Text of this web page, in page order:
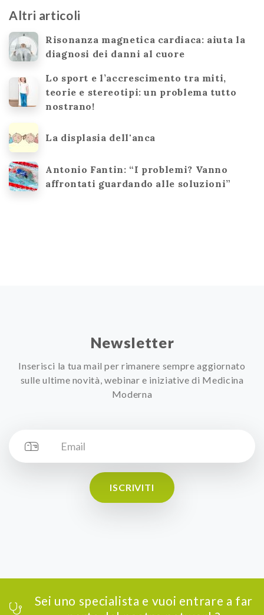
Altri articoli
Risonanza magnetica cardiaca: aiuta la
diagnosi dei danni al cuore
Lo sport e l’accrescimento tra miti,
teorie e stereotipi: un problema tutto
nostrano!
La displasia dell'anca
Antonio Fantin: “I problemi? Vanno
affrontati guardando alle soluzioni”
Newsletter
Inserisci la tua mail per rimanere sempre aggiornato
sulle ultime novità, webinar e iniziative di Medicina
Moderna
ISCRIVITI
Sei uno specialista e vuoi entrare a far